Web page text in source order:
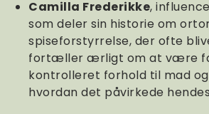
Camilla Frederikke,
som deler sin historie om
spiseforstyrrelse, der ofte
fortæller ærligt om at være
kontrolleret forhold til mad og
hvordan det påvirkede